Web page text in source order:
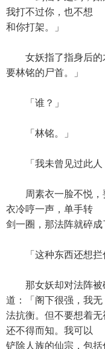
我打不过你，也不想
和你打架。」
女妖指了指身后的
要林铭的尸首。」
「谁？」
「林铭。」
「我未曾见过此人
周素衣一脸不悦，
衣冷哼一声，单手转
剑一圈，那法阵就碎成
「这种东西还想拦
那女妖却对法阵被
道：「阁下很强，我无
法抗衡。但不要想着
还不得而知。我可以
铲除人族的仙宗，包括